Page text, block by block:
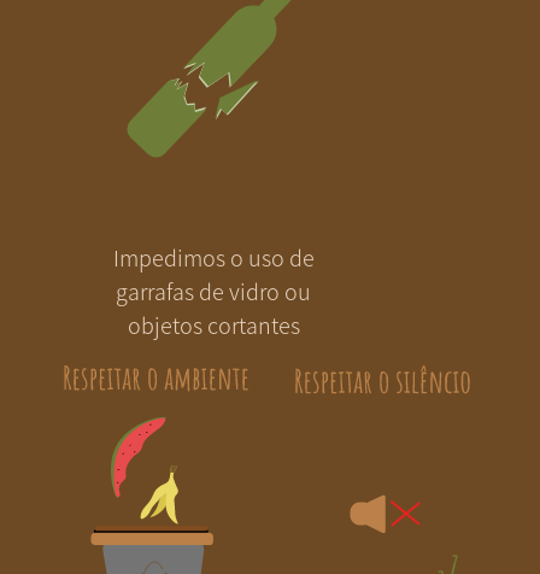
Impedimos o uso de
garrafas de vidro ou
objetos cortantes